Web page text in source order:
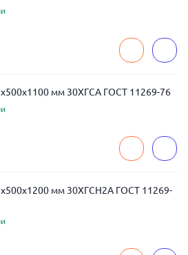
мм 30ХГСА ГОСТ 11269-76
мм 30ХГСН2А ГОСТ 11269-